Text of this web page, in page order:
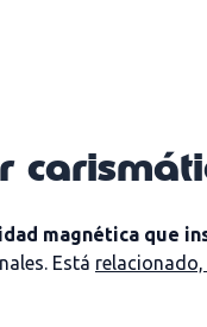
magnética que
Está